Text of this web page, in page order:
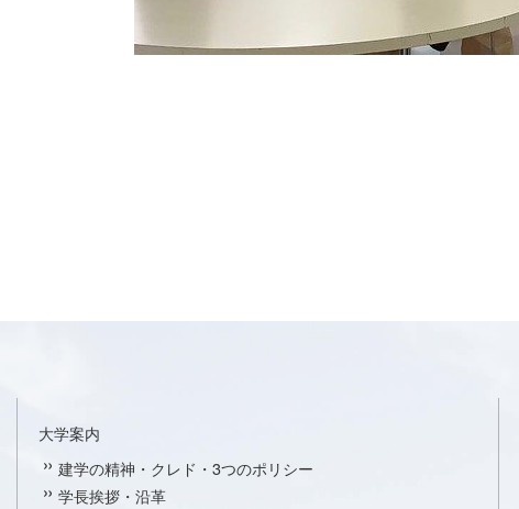
大学案内
建学の精神・クレド・3つのポリシー
学長挨拶・沿革